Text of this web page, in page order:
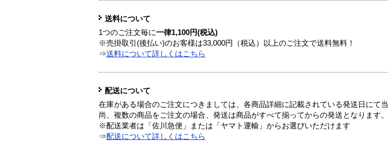
送料について
1つのご注文毎に一律1,100円(税込)
※売掛取引(後払い)のお客様は33,000円（税込）以上のご注文で送料無料！
⇒送料について詳しくはこちら
配送について
在庫がある場合のご注文につきましては、各商品詳細に記載されている発送日にて
尚、複数の商品をご注文の場合、発送は商品がすべて揃ってからの発送となります。
※配送業者は「佐川急便」または「ヤマト運輸」からお選びいただけます
⇒配送について詳しくはこちら